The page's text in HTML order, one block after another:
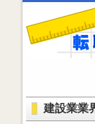
建設業業